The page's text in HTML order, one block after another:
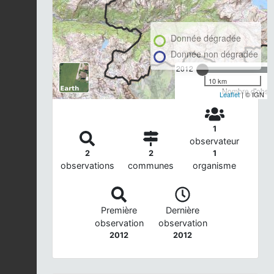
2012
Nombre
Donnée dégradée
Donnée non dégradée
10 km
Leaflet| © IGN
2
observations
2
communes
1
observateur
1
organisme
Première
observation
2012
Dernière
observation
2012